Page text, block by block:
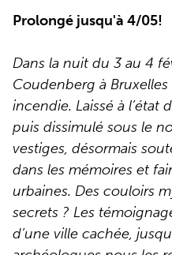
Prolongé jusqu'à 4/05!
Dans la nuit du 3 au 4
Coudenberg à
incendie. Laissé à l’état
puis dissimulé sous le
vestiges, désormais
dans les mémoires et
urbaines. Des couloirs
secrets ? Les
d’une ville cachée,